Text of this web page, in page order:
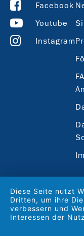
Facebook
Youtube
Instagram
Diese Seite nutzt
Dritten, um ihre
verbessern und
Interessen der